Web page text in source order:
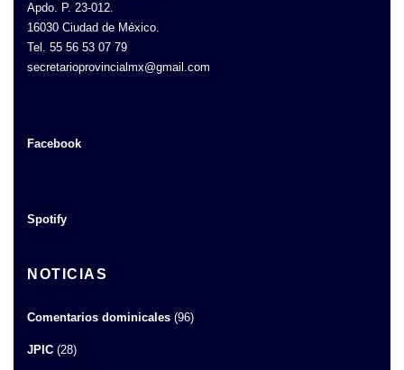
Apdo. P. 23-012.
16030 Ciudad de México.
Tel. 55 56 53 07 79
secretarioprovincialmx@gmail.com
Facebook
Spotify
NOTICIAS
Comentarios dominicales (96)
JPIC (28)